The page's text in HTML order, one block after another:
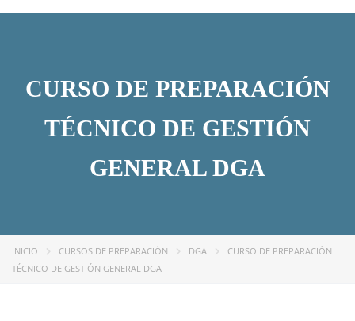
CURSO DE PREPARACIÓN
TÉCNICO DE GESTIÓN
GENERAL DGA
INICIO CURSOS DE PREPARACIÓN DGA
CURSO DE PREPARACIÓN
TÉCNICO DE GESTIÓN GENERAL DGA